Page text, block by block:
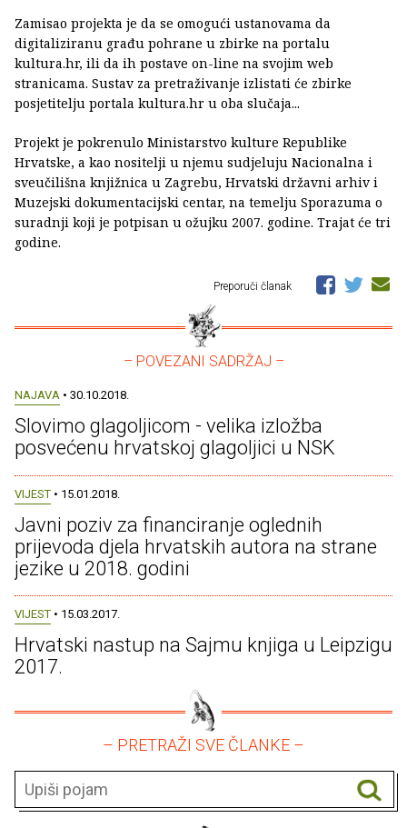
Zamisao projekta je da se omogući ustanovama da
digitaliziranu građu pohrane u zbirke na portalu
kultura.hr, ili da ih postave on-line na svojim web
stranicama. Sustav za pretraživanje izlistati će zbirke
posjetitelju portala kultura.hr u oba slučaja...
Projekt je pokrenulo Ministarstvo kulture Republike
Hrvatske, a kao nositelji u njemu sudjeluju Nacionalna i
sveučilišna knjižnica u Zagrebu, Hrvatski državni arhiv i
Muzejski dokumentacijski centar, na temelju Sporazuma o
suradnji koji je potpisan u ožujku 2007. godine. Trajat će tri
godine.
Preporuči članak
– POVEZANI SADRŽAJ –
NAJAVA • 30.10.2018.
Slovimo glagoljicom - velika izložba
posvećenu hrvatskoj glagoljici u NSK
VIJEST • 15.01.2018.
Javni poziv za financiranje oglednih
prijevoda djela hrvatskih autora na strane
jezike u 2018. godini
VIJEST • 15.03.2017.
Hrvatski nastup na Sajmu knjiga u Leipzigu
2017.
– PRETRAŽI SVE ČLANKE –